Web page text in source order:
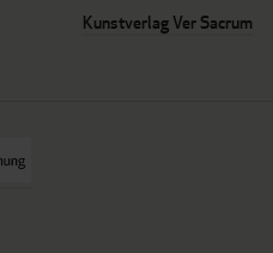
Kunstverlag Ver Sacrum